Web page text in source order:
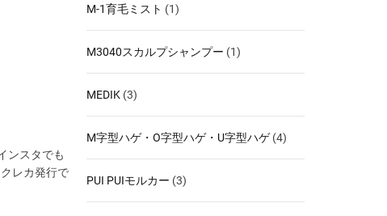
ンスタでも
レカ発行で
M-1育毛ミスト (1)
M3040スカルプシャンプー (1)
MEDIK (3)
M字型ハゲ・O字型ハゲ・U字型ハゲ(4)
PUI PUIモルカー (3)